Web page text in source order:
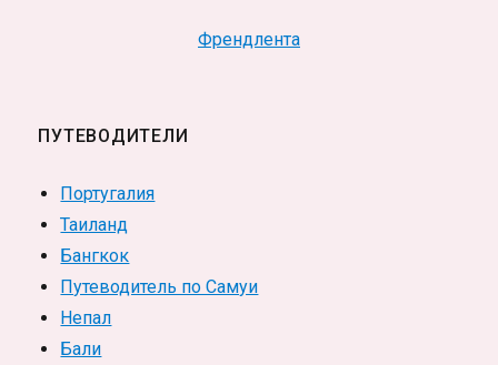
Френдлента
ПУТЕВОДИТЕЛИ
Португалия
Таиланд
Бангкок
Путеводитель по Самуи
Непал
Бали